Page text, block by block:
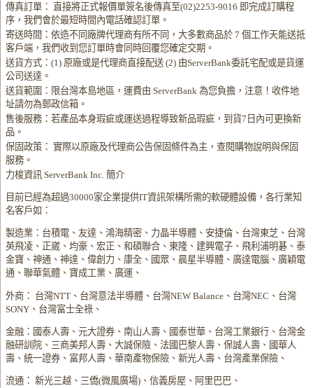
傳真訂單： 直接將正式報價單簽名後傳真至(02)2253-9016 即完成訂購程
序，我們會於最短時間內電話確認訂單。
寄送時間：依造不同廠牌代理商有所不同，大多數商品於 7 個工作天能送抵
客戶端，我們收到您訂單時會同時回覆您確定交期。
送貨方式：(1) 原廠或是代理商直接配送 (2) 由ServerBank委託宅配或是貨運
公司送達。
送貨範圍：限台灣本島地區，運費由 ServerBank 為您負擔，注意！收件地
址請勿為郵政信箱。
售後服務：若產品本身瑕疵或運送過程導致新品瑕疵，到貨7日內可更換新
品。
保固政策： 實際以原廠及代理商公告保固條件為主，查閱購物說明與保固
服務。
力梭資訊 ServerBank Inc. 簡介
目前已經為超過30000家企業提供IT資訊架構所需的軟硬體設備，各行業知
名客戶如：
製造業：台積電、友達、鴻海精密、力晶半導體、安捷倫、台灣東芝、台灣
英飛凌、正崴、均豪、宏正、和碩聯合、東隆、建興電子、飛利浦明碁、泰
金寶、神通、神達、偉創力、康全、國眾、晨星半導體、廣達電腦、廣穎電
通、聯華氣體、寶成工業、廣運、
外商： 台灣NTT、台灣意法半導體、台灣NEW Balance、台灣NEC、台灣
SONY、台灣富士全祿、
金融：國泰人壽、元大證券、南山人壽、國泰世華、台灣工業銀行、台灣金
融研訓院、三商美邦人壽、大誠保險、法國巴黎人壽、保誠人壽、國華人
壽、統一證券、富邦人壽、華南產物保險、新光人壽、台灣產業保險、
流通： 新光三越、三僑(微風廣場)、信義房屋、阿里巴巴、